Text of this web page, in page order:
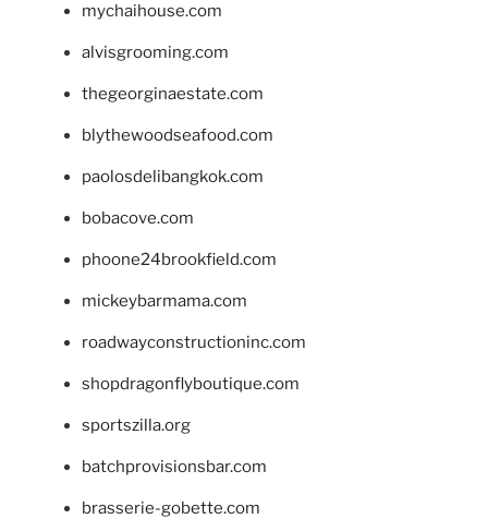
mychaihouse.com
alvisgrooming.com
thegeorginaestate.com
blythewoodseafood.com
paolosdelibangkok.com
bobacove.com
phoone24brookfield.com
mickeybarmama.com
roadwayconstructioninc.com
shopdragonflyboutique.com
sportszilla.org
batchprovisionsbar.com
brasserie-gobette.com